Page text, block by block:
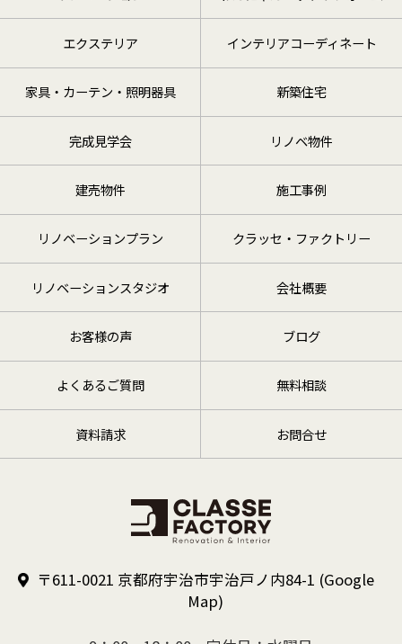
エクステリア インテリアコーディネート
家具・カーテン・照明器具 新築住宅
完成見学会 リノベ物件
建売物件 施工事例
リノベーションプラン クラッセ・ファクトリー
リノベーションスタジオ 会社概要
お客様の声 ブログ
よくあるご質問 無料相談
資料請求 お問合せ
〒611-0021 京都府宇治市宇治戸ノ内84-1 (Google
Map)